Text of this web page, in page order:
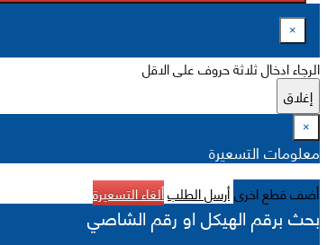
×
الرجاء ادخال ثلاثة حروف على الاقل
إغلاق
×
معلومات التسعيرة
أضف قطع اخرىأرسل الطلبألغاء التسعيرة
بحث برقم الهيكل او رقم الشاصي